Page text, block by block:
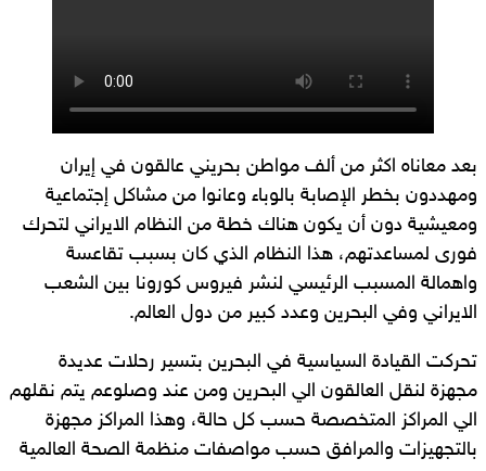
بعد معاناه اكثر من ألف مواطن بحريني عالقون في إيران
ومهددون بخطر الإصابة بالوباء وعانوا من مشاكل إجتماعية
ومعيشية دون أن يكون هناك خطة من النظام الايراني لتحرك
فورى لمساعدتهم، هذا النظام الذي كان بسبب تقاعسة
واهمالة المسبب الرئيسي لنشر فيروس كورونا بين الشعب
الايراني وفي البحرين وعدد كبير من دول العالم.
تحركت القيادة السياسية في البحرين بتسير رحلات عديدة
مجهزة لنقل العالقون الي البحرين ومن عند وصلوعم يتم نقلهم
الي المراكز المتخصصة حسب كل حالة، وهذا المراكز مجهزة
بالتجهيزات والمرافق حسب مواصفات منظمة الصحة العالمية